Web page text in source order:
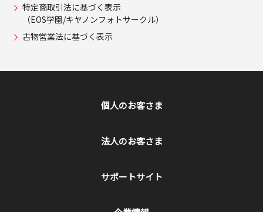
特定商取引法に基づく表示
（EOS学園/キヤノンフォトサークル）
古物営業法に基づく表示
個人のお客さま
法人のお客さま
サポートサイト